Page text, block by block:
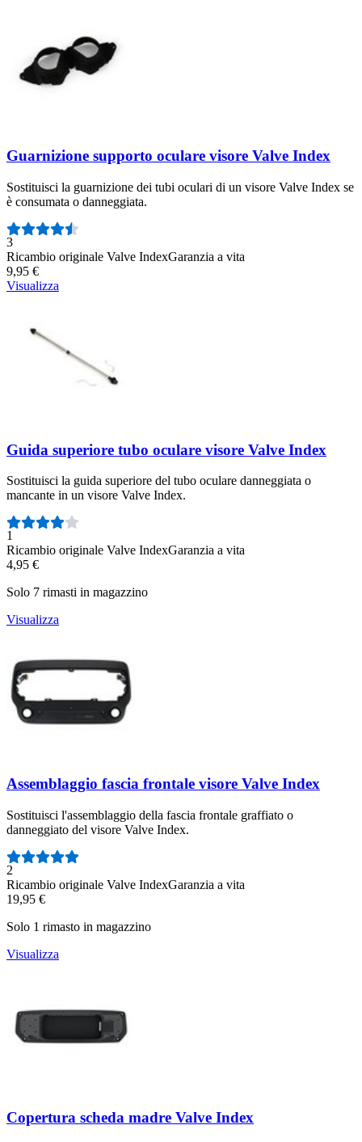
Guarnizione supporto oculare visore Valve Index
Sostituisci la guarnizione dei tubi oculari di un visore Valve Index se
è consumata o danneggiata.
Numero di recensioni:
3
Ricambio originale Valve IndexGaranzia a vita
9,95 €
Visualizza
Guida superiore tubo oculare visore Valve Index
Sostituisci la guida superiore del tubo oculare danneggiata o
mancante in un visore Valve Index.
Numero di recensioni:
1
Ricambio originale Valve IndexGaranzia a vita
4,95 €
Solo 7 rimasti in magazzino
Visualizza
Assemblaggio fascia frontale visore Valve Index
Sostituisci l'assemblaggio della fascia frontale graffiato o
danneggiato del visore Valve Index.
Numero di recensioni:
2
Ricambio originale Valve IndexGaranzia a vita
19,95 €
Solo 1 rimasto in magazzino
Visualizza
Copertura scheda madre Valve Index